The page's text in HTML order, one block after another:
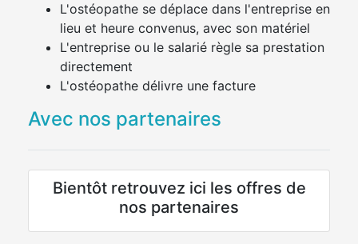
L'ostéopathe se déplace dans l'entreprise en
lieu et heure convenus, avec son matériel
L'entreprise ou le salarié règle sa prestation
directement
L'ostéopathe délivre une facture
Avec nos partenaires
Bientôt retrouvez ici les offres de
nos partenaires